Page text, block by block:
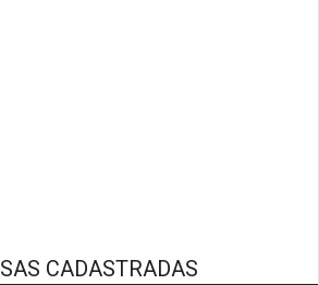
CADASTRADAS